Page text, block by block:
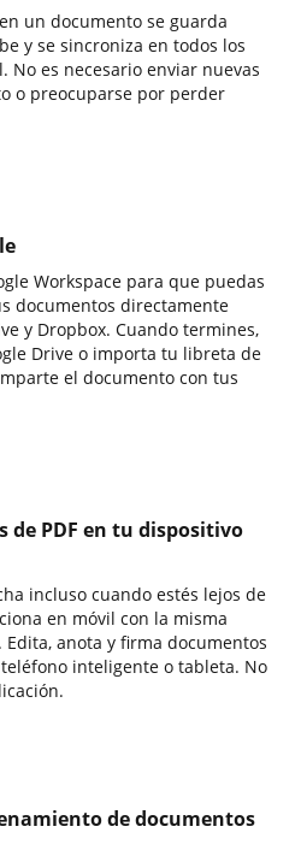
un documento se guarda
y se sincroniza en todos los
No es necesario enviar nuevas
o preocuparse por perder
Workspace para que puedas
documentos directamente
y Dropbox. Cuando termines,
Drive o importa tu libreta de
el documento con tus
PDF en tu dispositivo
incluso cuando estés lejos de
en móvil con la misma
anota y firma documentos
inteligente o tableta. No
de documentos